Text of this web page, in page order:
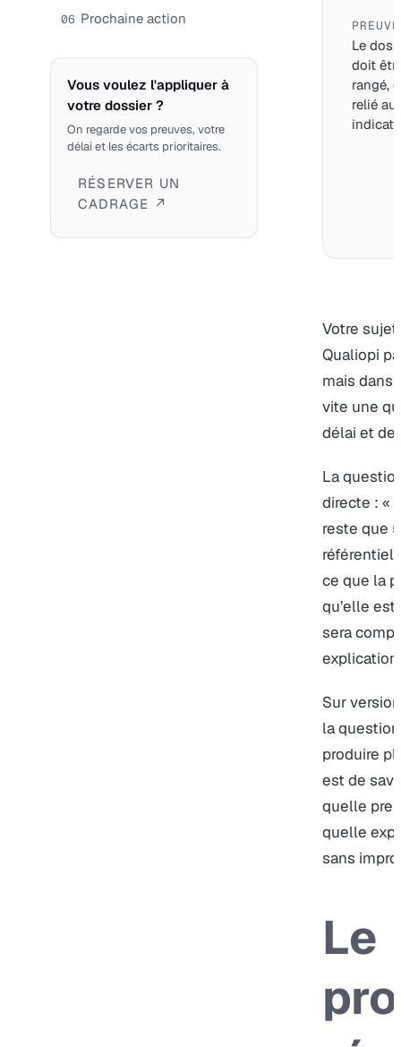
06 Prochaine action
Vous voulez l'appliquer à
votre dossier ?
On regarde vos preuves, votre
délai et les écarts prioritaires.
RÉSERVER UN
CADRAGE ↗
PREUVE
Le
doit
rangé,
relié
Votre
Qualiopi
mais dans
vite une
délai et de
La
directe : «
reste que
référentiel
ce que la
qu’elle
sera
Sur
la
produire
est de
quelle
quelle
sans
Le